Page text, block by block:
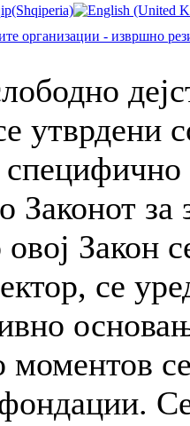
организации - извршно
утврдени
Законот за
Закон
се